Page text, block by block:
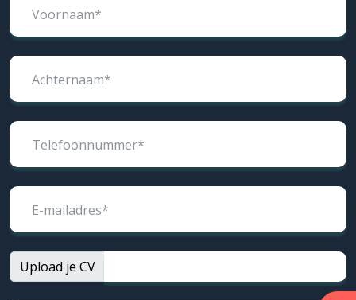
Voornaam*
Achternaam*
Telefoonnummer*
E-mailadres*
Upload je CV